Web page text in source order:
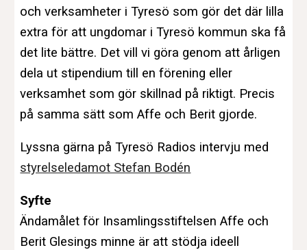
och verksamheter i Tyresö som gör det där lilla
extra för att ungdomar i Tyresö kommun ska få
det lite bättre. Det vill vi göra genom att årligen
dela ut stipendium till en förening eller
verksamhet som gör skillnad på riktigt. Precis
på samma sätt som Affe och Berit gjorde.
Lyssna gärna på Tyresö Radios intervju med
styrelseledamot Stefan Bodén
Syfte
Ändamålet för Insamlingsstiftelsen Affe och
Berit Glesings minne är att stödja ideell